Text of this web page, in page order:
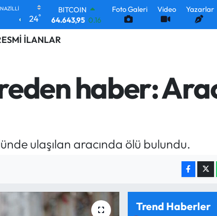
24°
64.643,95 0.16
DOLAR
47,6704 0
GRAM ALTIN
6500.87 0.12
Foto Galeri Video Yazarlar
İLANLAR
haber:
ulaşılan aracında ölü bulundu.
Trend Haberler